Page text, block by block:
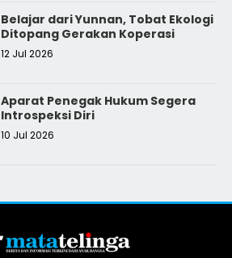
Belajar dari Yunnan, Tobat Ekologi
Ditopang Gerakan Koperasi
12 Jul 2026
Aparat Penegak Hukum Segera
Introspeksi Diri
10 Jul 2026